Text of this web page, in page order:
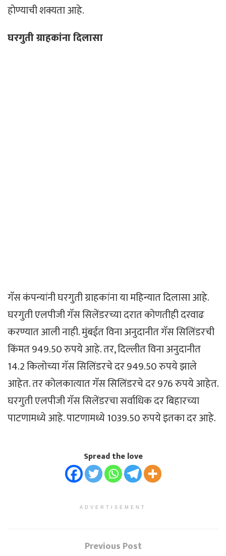
होण्याची शक्यता आहे.
घरगुती ग्राहकांना दिलासा
गॅस कंपन्यांनी घरगुती ग्राहकांना या महिन्यात दिलासा आहे.
घरगुती एलपीजी गॅस सिलेंडरच्या दरात कोणतीही दरवाढ
करण्यात आली नाही. मुंबईत विना अनुदानीत गॅस सिलिंडरची
किंमत 949.50 रुपये आहे. तर, दिल्लीत विना अनुदानीत
14.2 किलोच्या गॅस सिलिंडरचे दर 949.50 रुपये झाले
आहेत. तर कोलकात्यात गॅस सिलिंडरचे दर 976 रुपये आहेत.
घरगुती एलपीजी गॅस सिलेंडरचा सर्वाधिक दर बिहारच्या
पाटणामध्ये आहे. पाटणामध्ये 1039.50 रुपये इतका दर आहे.
Spread the love
ADVERTISEMENT
Previous Post